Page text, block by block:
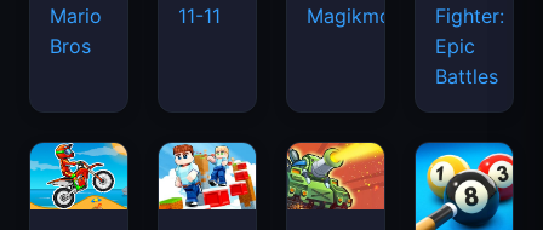
Mario
Bros
11-11 Magikmon
Fighter:
Epic
Battles